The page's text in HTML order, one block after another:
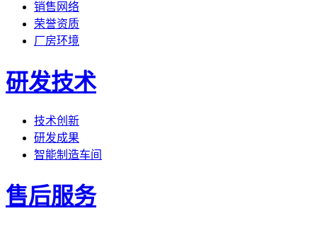
销售网络
荣誉资质
厂房环境
研发技术
技术创新
研发成果
智能制造车间
售后服务